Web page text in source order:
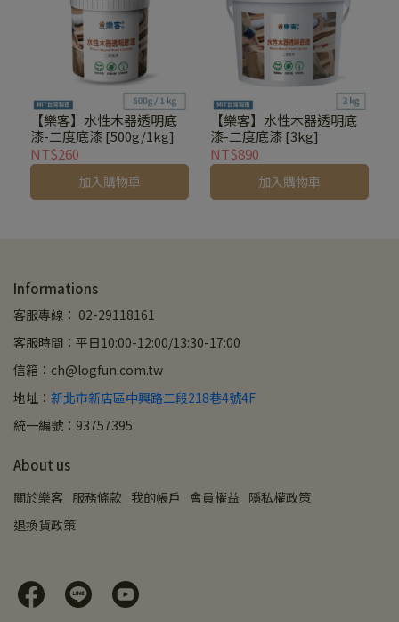
【樂客】水性木器透明底
漆-二度底漆 [500g/1kg]
NT$260
加入購物車
【樂客】水性木器透明底
漆-二度底漆 [3kg]
NT$890
加入購物車
Informations
客服專線： 02-29118161
客服時間：平日10:00-12:00/13:30-17:00
信箱：ch@logfun.com.tw
地址： 新北市新店區中興路二段218巷4號4F
統一編號：93757395
About us
關於樂客 服務條款 我的帳戶 會員權益 隱私權政策
退換貨政策